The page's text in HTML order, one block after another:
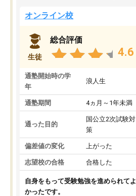
オンライン校
生徒
総合評価
4.6
通塾開始時の学
年
浪人生
通塾期間 4ヵ月～1年未満
通った目的
国公立2次試験対
策
偏差値の変化 上がった
志望校の合格 合格した
自身をもって受験勉強を進められてよ
かったです。